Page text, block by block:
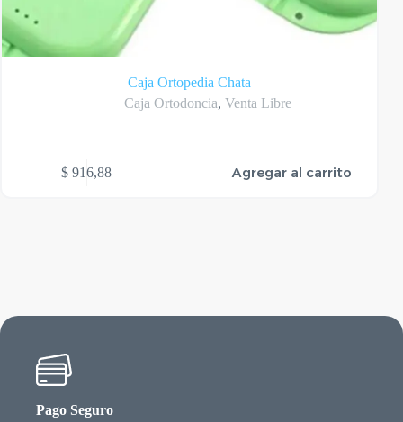
Caja Ortopedia Chata
Caja Ortodoncia, Venta Libre
$ 916,88 Agregar al carrito
Pago Seguro